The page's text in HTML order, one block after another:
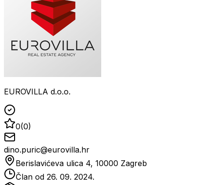
EUROVILLA d.o.o.
0(0)
dino.puric@eurovilla.hr
Berislavićeva ulica 4, 10000 Zagreb
Član od 26. 09. 2024.